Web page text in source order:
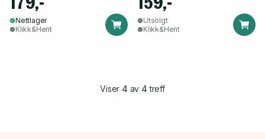
Nettlager
Klikk&Hent
Utsolgt
Klikk&Hent
Viser 4 av 4 treff